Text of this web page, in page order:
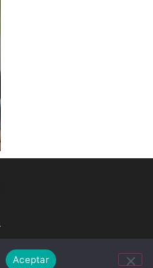
Aceptar